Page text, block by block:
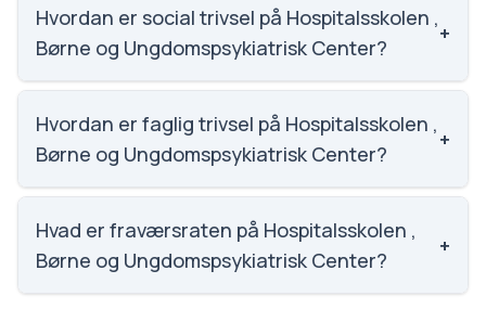
3864 0490. Adresse: Nordstjernevej 9A & 9E.
Skoleleder: Susanne Steen.
Hvordan er social trivsel på Hospitalsskolen ,
Børne og Ungdomspsykiatrisk Center?
+
Vi har ikke data om social trivsel for Hospitalsskolen ,
Børne og Ungdomspsykiatrisk Center.
Hvordan er faglig trivsel på Hospitalsskolen ,
Børne og Ungdomspsykiatrisk Center?
+
Vi har ikke data om faglig trivsel for Hospitalsskolen ,
Børne og Ungdomspsykiatrisk Center.
Hvad er fraværsraten på Hospitalsskolen ,
Børne og Ungdomspsykiatrisk Center?
+